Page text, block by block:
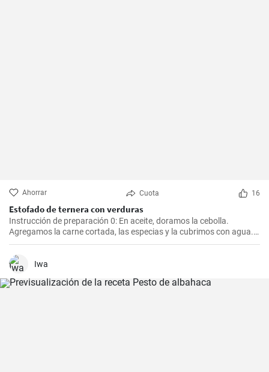
Ahorrar Cuota 16
Estofado de ternera con verduras
Instrucción de preparación 0: En aceite, doramos la cebolla.
Agregamos la carne cortada, las especias y la cubrimos con agua.
Cocinamos hasta que esté tierna. Luego, agregamos las verduras,
el puré y cocinamos hasta que todo esté suave. Finalmente
agregamos la crema y dejamos que hierva.
Iwa